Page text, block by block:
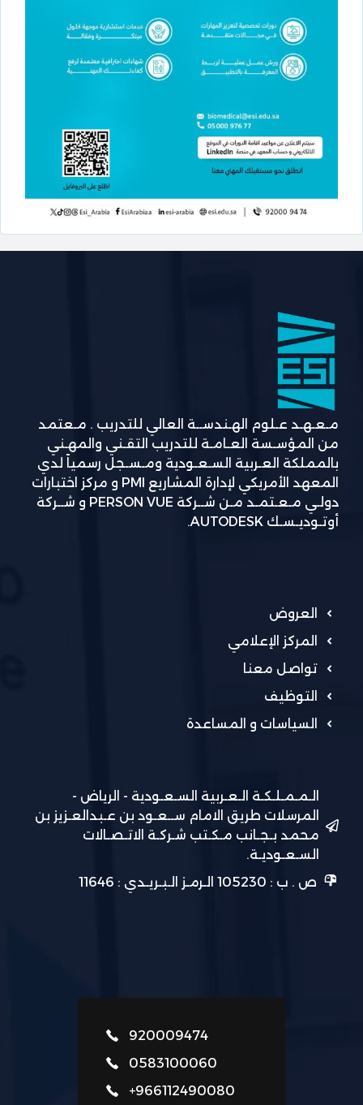
مـعـهـد عـلوم الهـندســة العالي للتدريب . مـعتمد
من المؤسـسة العـامـة للتدريب التقـني والمهـني
بالمملكة العـربية السـعـودية ومـسـجل رسمياً لدي
المعهد الأمريكي لإدارة المشاريع PMI و مركز اختبارات
دولـي مـعـتمـد مـن شــركة PERSON VUE و شــركة
أوتـوديـسـك AUTODESK.
العروض
المركز الإعلامي
تواصل معنا
التوظيف
السياسات و المساعدة
الـمـمـلـكـة الـعـربية السـعـودية - الرياض -
المرسلات طريق الامام ســعـود بن عـبدالعـزيز بن
محمد بـجـانب مـكـتب شـركـة الاتـصـالات
السـعـوديـة.
ص . ب : 105230 الـرمـز الـبـريـدي : 11646
920009474
0583100060
+966112490080